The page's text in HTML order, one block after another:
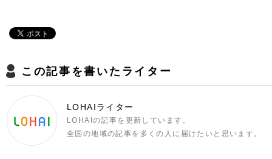
この記事を書いたライター
LOHAIライター
LOHAIの記事を更新しています。
全国の地域の記事を多くの人に届けたいと思います。